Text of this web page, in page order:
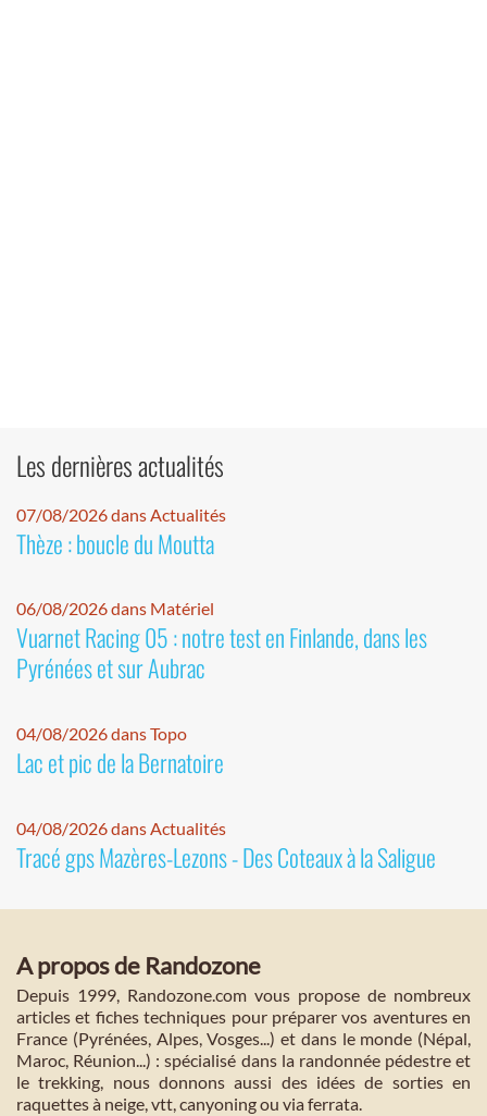
Les dernières actualités
07/08/2026 dans Actualités
Thèze : boucle du Moutta
06/08/2026 dans Matériel
Vuarnet Racing 05 : notre test en Finlande, dans les
Pyrénées et sur Aubrac
04/08/2026 dans Topo
Lac et pic de la Bernatoire
04/08/2026 dans Actualités
Tracé gps Mazères-Lezons - Des Coteaux à la Saligue
A propos de Randozone
Depuis 1999, Randozone.com vous propose de nombreux
articles et fiches techniques pour préparer vos aventures en
France (Pyrénées, Alpes, Vosges...) et dans le monde (Népal,
Maroc, Réunion...) : spécialisé dans la randonnée pédestre et
le trekking, nous donnons aussi des idées de sorties en
raquettes à neige, vtt, canyoning ou via ferrata.